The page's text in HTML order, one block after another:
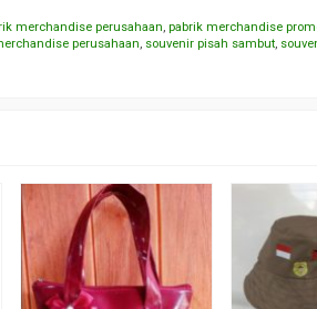
merchandise perusahaan,pabrik merchandise
perusahaan,souvenir pisah sambut,